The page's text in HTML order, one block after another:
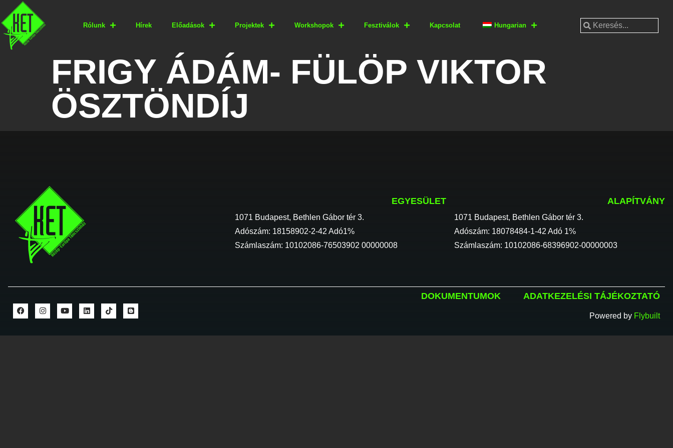
Rólunk Hírek Előadások Projektek Workshopok Fesztiválok Kapcsolat Hungarian
FRIGY ÁDÁM- FÜLÖP VIKTOR
ÖSZTÖNDÍJ
EGYESÜLET
1071 Budapest, Bethlen Gábor tér 3.
Adószám: 18158902-2-42 Adó1%
Számlaszám: 10102086-76503902 00000008
ALAPÍTVÁNY
1071 Budapest, Bethlen Gábor tér 3.
Adószám: 18078484-1-42 Adó 1%
Számlaszám: 10102086-68396902-00000003
DOKUMENTUMOK ADATKEZELÉSI TÁJÉKOZTATÓ
Powered by Flybuilt